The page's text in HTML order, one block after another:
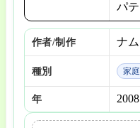
パ
作者/制作 ナム
種別 家
年 2008